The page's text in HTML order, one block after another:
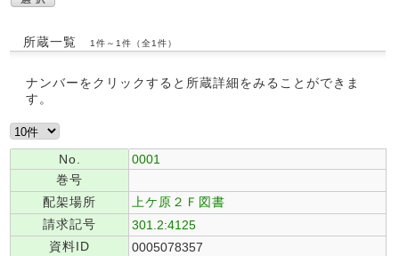
所蔵一覧 1件～1件（全1件）
ナンバーをクリックすると所蔵詳細をみることができま
す。
No.
0001
巻号
配架場所
上ケ原２Ｆ図書
請求記号
301.2:4125
資料ID
0005078357